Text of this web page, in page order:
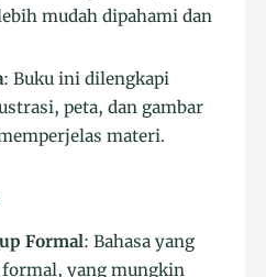
mudah dipahami dan
: Buku ini dilengkapi
peta, dan gambar
materi.
Formal: Bahasa yang
formal, yang mungkin